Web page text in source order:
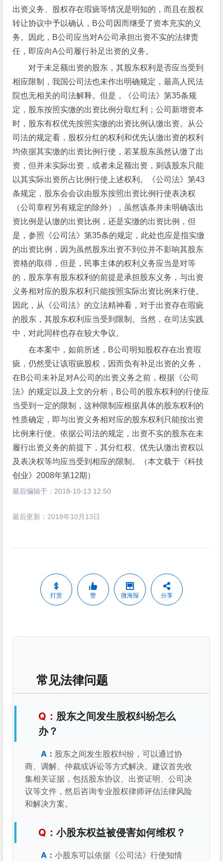
出资义务、股权存在瑕疵等情况是明知的，而且在股权
转让协议中予以确认，B公司因而继受了资本充实的义
务。因此，B公司应当对A公司承担出资不实的法律责
任，即应向A公司履行补足出资的义务。
对于未足额出资的股东，其股东权利是否应当受到
相应限制，我国公司法也未作出明确规定，最高人民法
院也无相关的司法解释。但是，《公司法》第35条规
定，股东按照实缴的出资比例分取红利；公司新增资本
时，股东有权优先按照实缴的出资比例认缴出资。从公
司法的规定看，股权分红的权利和优先认缴出资的权利
均依据其实缴的出资比例行使，若某股东虽然认缴了出
资，但并未实际出资，或者未足额出资，则该股东只能
以其实际出资所占比例行使上述权利。《公司法》第43
条规定，股东会会议由股东按照出资比例行使表决权
（公司章程另有规定的除外），虽然该条并未明确该出
资比例是认缴的出资比例，还是实缴的出资比例，但
是，参照《公司法》第35条的规定，此处也应是指实缴
的出资比例，因为虽然股东出资不到位并不影响其股东
资格的取得，但是，民事主体的权利义务应当是对等
的，股东享有股东权利的前提是承担股东义务，与出资
义务相对应的股东权利只能按照实际出资比例来行使。
因此，从《公司法》的立法精神看，对于出资存在瑕疵
的股东，其股东权利应当受到限制。当然，在司法实践
中，对此同样也存在较大争议。
在本案中，如前所述，B公司明知股权存在出资瑕
疵，仍然受让该瑕疵股权，因而负有补足出资的义务，
在B公司未补足对A公司的出资义务之前，根据《公司
法》的规定以及上文的分析，B公司的股东权利的行使应
当受到一定的限制，这种限制应根据具体的股东权利的
性质确定，即与出资义务相对应的股东权利只能按出资
比例来行使。依据公司法的规定，出资不实的股东在未
履行出资义务的前提下，其分红权、优先认缴出资权以
及表决权等均应当受到相应的限制。（本文载于《科技
创业》2008年第12期）
最后编辑于： 2018-10-13 12:50
最后更新：2018年10月13日
打赏 赞 微海报 分享
常见法律问题
股东之间发生股权纠纷怎么
办？
股东之间发生股权纠纷，可以通过协
商、调解、仲裁或诉讼等方式解决。建议首先收
集相关证据，包括股东协议、出资证明、公司决
议等文件，然后咨询专业股权律师评估法律风险
和解决方案。
小股东权益被侵害如何维权？
小股东可以依据《公司法》行使知情